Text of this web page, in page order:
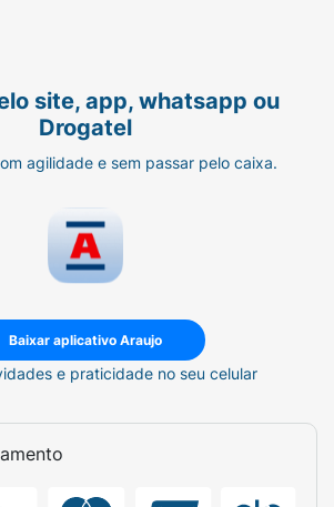
site, app, whatsapp ou
Drogatel
agilidade e sem passar pelo caixa.
Baixar aplicativo Araujo
e praticidade no seu celular